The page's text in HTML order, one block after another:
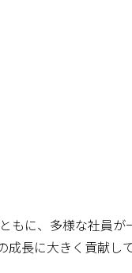
もに、多様な社員
成長に大きく貢献し